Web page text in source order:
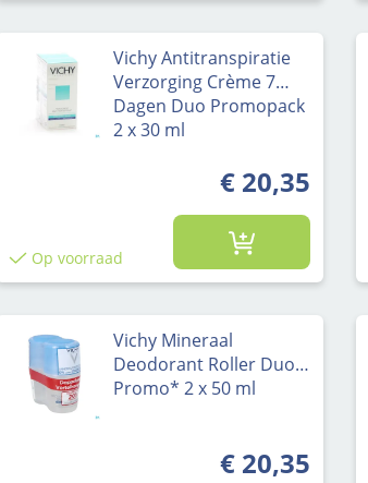
Vichy Antitranspiratie
Verzorging Crème 7
Dagen Duo Promopack
2 x 30 ml
€ 20,35
Op voorraad
Vichy Mineraal
Deodorant Roller Duo
Promo* 2 x 50 ml
€ 20,35